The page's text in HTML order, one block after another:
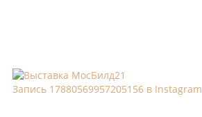
Запись 17880569957205156 в Instagram